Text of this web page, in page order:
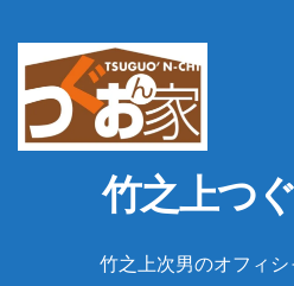
竹之上つ
竹之上次男のオフィ